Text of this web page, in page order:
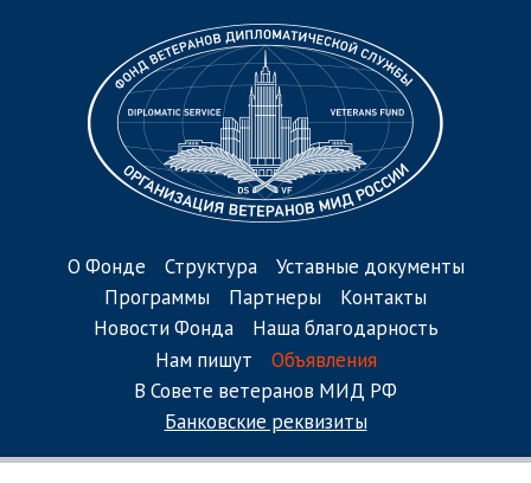
О Фонде Структура
Уставные документы
Программы
Партнеры
Контакты
Новости Фонда
Наша благодарность
Нам пишут
Объявления
В Совете ветеранов МИД РФ
Банковские реквизиты